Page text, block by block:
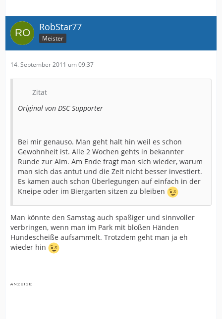
RobStar77
Meister
14. September 2011 um 09:37
Zitat
Original von DSC Supporter
Bei mir genauso. Man geht halt hin weil es schon
Gewohnheit ist. Alle 2 Wochen gehts in bekannter
Runde zur Alm. Am Ende fragt man sich wieder, warum
man sich das antut und die Zeit nicht besser investiert.
Es kamen auch schon Überlegungen auf einfach in der
Kneipe oder im Biergarten sitzen zu bleiben
Man könnte den Samstag auch spaßiger und sinnvoller
verbringen, wenn man im Park mit bloßen Händen
Hundescheiße aufsammelt. Trotzdem geht man ja eh
wieder hin